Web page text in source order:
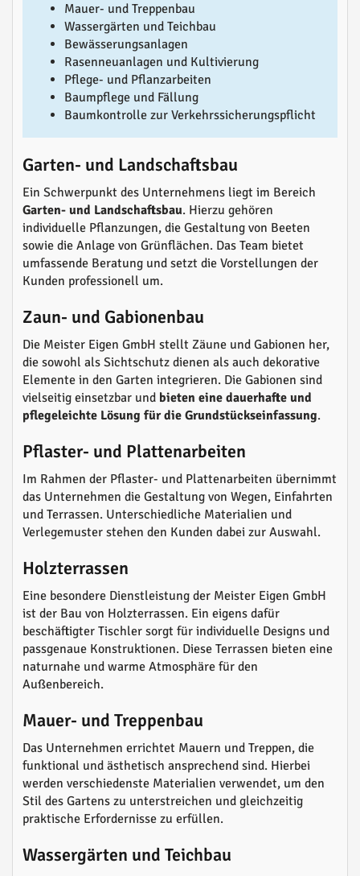
Mauer- und Treppenbau
Wassergärten und Teichbau
Bewässerungsanlagen
Rasenneuanlagen und Kultivierung
Pflege- und Pflanzarbeiten
Baumpflege und Fällung
Baumkontrolle zur Verkehrssicherungspflicht
Garten- und Landschaftsbau
Ein Schwerpunkt des Unternehmens liegt im Bereich
Garten- und Landschaftsbau. Hierzu gehören
individuelle Pflanzungen, die Gestaltung von Beeten
sowie die Anlage von Grünflächen. Das Team bietet
umfassende Beratung und setzt die Vorstellungen der
Kunden professionell um.
Zaun- und Gabionenbau
Die Meister Eigen GmbH stellt Zäune und Gabionen her,
die sowohl als Sichtschutz dienen als auch dekorative
Elemente in den Garten integrieren. Die Gabionen sind
vielseitig einsetzbar und bieten eine dauerhafte und
pflegeleichte Lösung für die Grundstückseinfassung.
Pflaster- und Plattenarbeiten
Im Rahmen der Pflaster- und Plattenarbeiten übernimmt
das Unternehmen die Gestaltung von Wegen, Einfahrten
und Terrassen. Unterschiedliche Materialien und
Verlegemuster stehen den Kunden dabei zur Auswahl.
Holzterrassen
Eine besondere Dienstleistung der Meister Eigen GmbH
ist der Bau von Holzterrassen. Ein eigens dafür
beschäftigter Tischler sorgt für individuelle Designs und
passgenaue Konstruktionen. Diese Terrassen bieten eine
naturnahe und warme Atmosphäre für den
Außenbereich.
Mauer- und Treppenbau
Das Unternehmen errichtet Mauern und Treppen, die
funktional und ästhetisch ansprechend sind. Hierbei
werden verschiedenste Materialien verwendet, um den
Stil des Gartens zu unterstreichen und gleichzeitig
praktische Erfordernisse zu erfüllen.
Wassergärten und Teichbau